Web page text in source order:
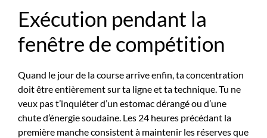
Exécution pendant la
fenêtre de compétition
Quand le jour de la course arrive enfin, ta concentration
doit être entièrement sur ta ligne et ta technique. Tu ne
veux pas t’inquiéter d’un estomac dérangé ou d’une
chute d’énergie soudaine. Les 24 heures précédant la
première manche consistent à maintenir les réserves que